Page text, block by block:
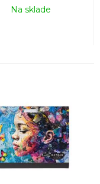
Na sklade